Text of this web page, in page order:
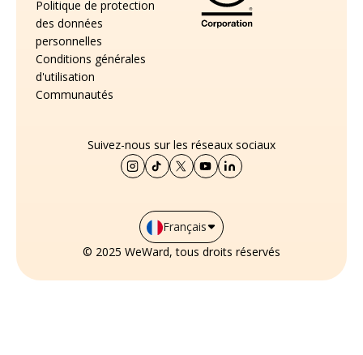
Politique de protection
des données
personnelles
Conditions générales
d'utilisation
Communautés
Suivez-nous sur les réseaux sociaux
© 2025 WeWard, tous droits réservés
Français